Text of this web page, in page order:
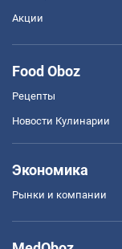
Акции
Food Oboz
Рецепты
Новости Кулинарии
Экономика
Рынки и компании